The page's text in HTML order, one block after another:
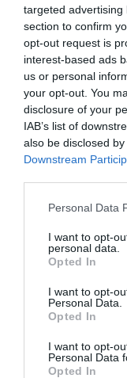
targeted
section to confirm
opt-out request is
interest-based ads
us or personal
your opt-out. You
disclosure of your
IAB’s list of
also be disclosed
Downstream
Personal Data
I want to opt-
personal data.
Opted In
I want to opt-
Personal Data.
Opted In
I want to opt-
Personal Data
Opted In